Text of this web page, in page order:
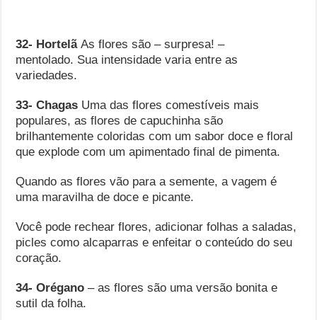
32- HortelãAs flores são – surpresa! –
mentolado. Sua intensidade varia entre as
variedades.
33- Chagas Uma das flores comestíveis mais
populares, as flores de capuchinha são
brilhantemente coloridas com um sabor doce e floral
que explode com um apimentado final de pimenta.
Quando as flores vão para a semente, a vagem é
uma maravilha de doce e picante.
Você pode rechear flores, adicionar folhas a saladas,
picles como alcaparras e enfeitar o conteúdo do seu
coração.
34- Orégano – as flores são uma versão bonita e
sutil da folha.